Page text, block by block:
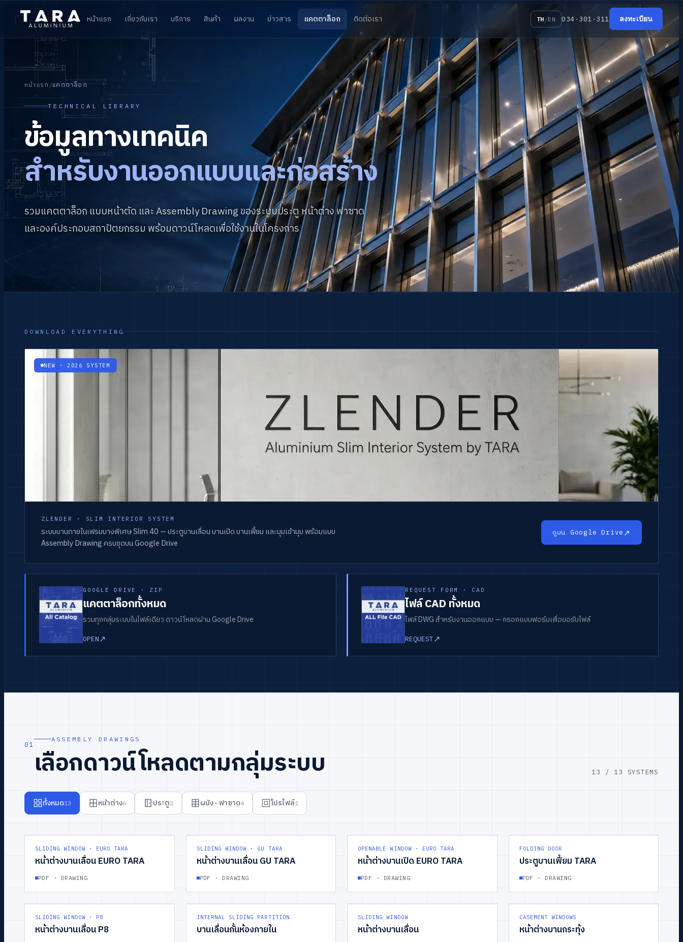
หน้าแรก เกี่ยวกับเรา บริการ สินค้า ผลงาน ข่าวสาร แคตตาล็อก ติดต่อเรา TH /EN 034·301·311 ลงทะเบียน
TH/
หน้าแรก /แคตตาล็อก
TECHNICAL LIBRARY
ข้อมูลทางเทคนิค
สำหรับงานออกแบบและก่อสร้าง
รวมแคตตาล็อก แบบหน้าตัด และ Assembly Drawing ของระบบประตู หน้าต่าง ฟาซาด
และองค์ประกอบสถาปัตยกรรม พร้อมดาวน์โหลดเพื่อใช้งานในโครงการ
DOWNLOAD EVERYTHING
NEW · 2026 SYSTEM
ZLENDER · SLIM INTERIOR SYSTEM
ระบบบานภายในเฟรมบางพิเศษ Slim 40 — ประตูบานเลื่อน บานเปิด บานเฟี้ยม และมุมเข้ามุม พร้อมแบบ
Assembly Drawing ครบชุดบน Google Drive
ดูบน Google Drive ↗
GOOGLE DRIVE · ZIP
แคตตาล็อกทั้งหมด
รวมทุกกลุ่มระบบในไฟล์เดียว ดาวน์โหลดผ่าน Google Drive
OPEN↗
REQUEST FORM · CAD
ไฟล์ CAD ทั้งหมด
ไฟล์ DWG สำหรับงานออกแบบ — กรอกแบบฟอร์มเพื่อขอรับไฟล์
REQUEST↗
01
ASSEMBLY DRAWINGS
เลือกดาวน์โหลดตามกลุ่มระบบ 13 / 13 SYSTEMS
ทั้งหมด13 หน้าต่าง6 ประตู2 ผนัง · ฟาซาด4 โปรไฟล์1
GROUP01
SLIDING WINDOW · EURO TARA
หน้าต่างบานเลื่อน EURO TARA
PDF · DRAWING
GROUP02
SLIDING WINDOW · GU TARA
หน้าต่างบานเลื่อน GU TARA
PDF · DRAWING
GROUP 03
OPENABLE WINDOW · EURO TARA
หน้าต่างบานเปิด EURO TARA
PDF · DRAWING
GROUP04
FOLDING DOOR
ประตูบานเฟี้ยม TARA
PDF · DRAWING
GROUP05
SLIDING WINDOW · P8
หน้าต่างบานเลื่อน P8
GROUP06
INTERNAL SLIDING PARTITION
บานเลื่อนกั้นห้องภายใน
GROUP07
SLIDING WINDOW
หน้าต่างบานเลื่อน
GROUP08
CASEMENT WINDOWS
หน้าต่างบานกระทุ้ง